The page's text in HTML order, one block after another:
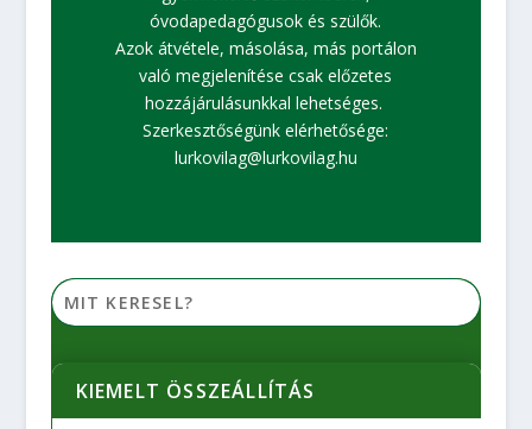
óvodapedagógusok és szülők.
Azok átvétele, másolása, más portálon
való megjelenítése csak előzetes
hozzájárulásunkkal lehetséges.
Szerkesztőségünk elérhetősége:
lurkovilag@lurkovilag.hu
KIEMELT ÖSSZEÁLLÍTÁS